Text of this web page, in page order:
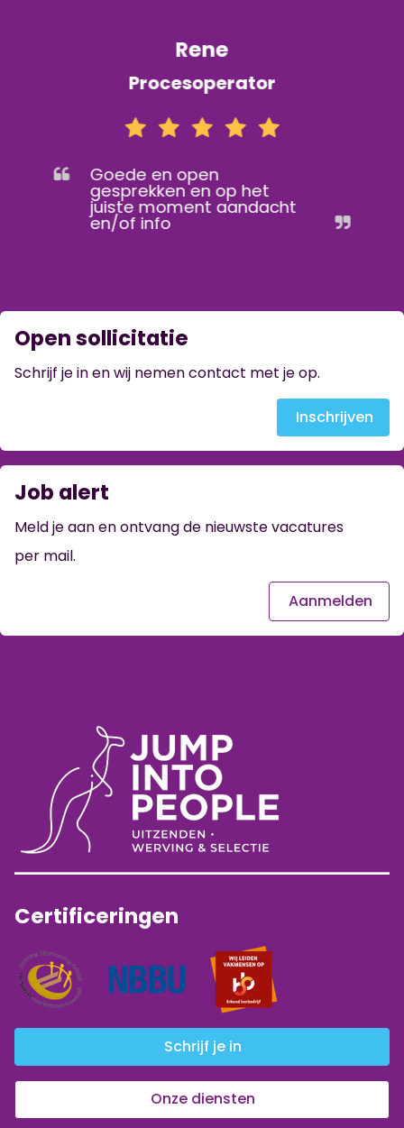
Rene
Procesoperator
Goede en open
gesprekken en op het
juiste moment aandacht
en/of info
Open sollicitatie
Schrijf je in en wij nemen contact met je op.
Inschrijven
Job alert
Meld je aan en ontvang de nieuwste vacatures
per mail.
Aanmelden
Certificeringen
Schrijf je in
Onze diensten